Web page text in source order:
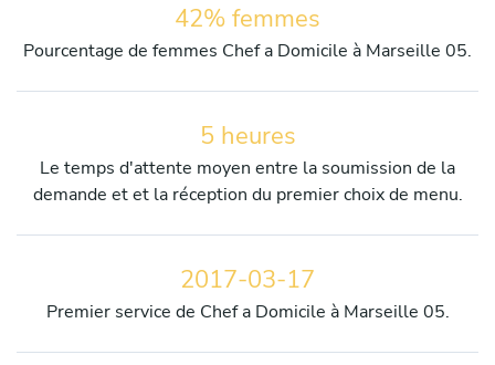
42% femmes
Pourcentage de femmes Chef a Domicile à Marseille 05.
5 heures
Le temps d'attente moyen entre la soumission de la
demande et et la réception du premier choix de menu.
2017-03-17
Premier service de Chef a Domicile à Marseille 05.